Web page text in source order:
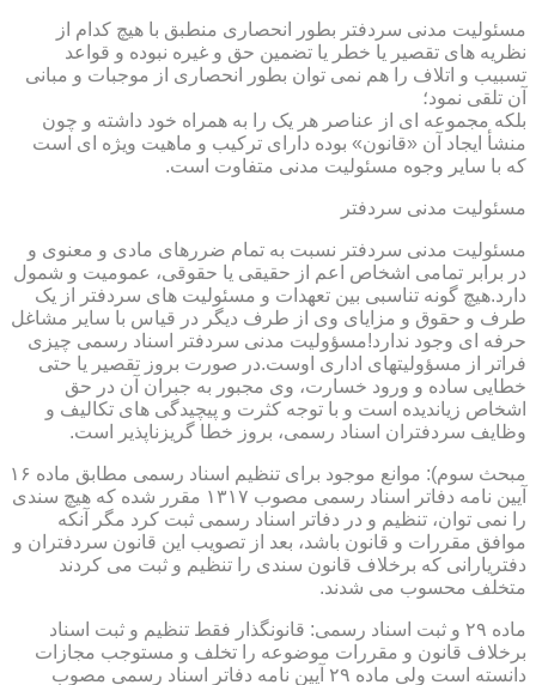
مسئولیت مدنی سردفتر بطور انحصاری منطبق با هیچ کدام از
نظریه های تقصیر یا خطر یا تضمین حق و غیره نبوده و قواعد
تسبیب و اتلاف را هم نمی توان بطور انحصاری از موجبات و مبانی
آن تلقی نمود؛
بلکه مجموعه ای از عناصر هر یک را به همراه خود داشته و چون
منشأ ایجاد آن «قانون» بوده دارای ترکیب و ماهیت ویژه ای است
که با سایر وجوه مسئولیت مدنی متفاوت است.
مسئولیت مدنی سردفتر
مسئولیت مدنی سردفتر نسبت به تمام ضررهای مادی و معنوی و
در برابر تمامی اشخاص اعم از حقیقی یا حقوقی، عمومیت و شمول
دارد.هیچ گونه تناسبی بین تعهدات و مسئولیت های سردفتر از یک
طرف و حقوق و مزایای وی از طرف دیگر در قیاس با سایر مشاغل
حرفه ای وجود ندارد!مسؤولیت مدنی سردفتر اسناد رسمی چیزی
فراتر از مسؤولیتهای اداری اوست.در صورت بروز تقصیر یا حتی
خطایی ساده و ورود خسارت، وی مجبور به جبران آن در حق
اشخاص زیاندیده است و با توجه کثرت و پیچیدگی های تکالیف و
وظایف سردفتران اسناد رسمی، بروز خطا گریزناپذیر است.
مبحث سوم): موانع موجود برای تنظیم اسناد رسمی مطابق ماده ۱۶
آیین نامه دفاتر اسناد رسمی مصوب ۱۳۱۷ مقرر شده که هیچ سندی
را نمی توان، تنظیم و در دفاتر اسناد رسمی ثبت کرد مگر آنکه
موافق مقررات و قانون باشد، بعد از تصویب این قانون سردفتران و
دفتریارانی که برخلاف قانون سندی را تنظیم و ثبت می کردند
متخلف محسوب می شدند.
ماده ۲۹ و ثبت اسناد رسمی: قانونگذار فقط تنظیم و ثبت اسناد
برخلاف قانون و مقررات موضوعه را تخلف و مستوجب مجازات
دانسته است ولی ماده ۲۹ آیین نامه دفاتر اسناد رسمی مصوب